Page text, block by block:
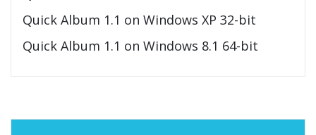
Quick Album 1.1 on Windows XP 32-bit
Quick Album 1.1 on Windows 8.1 64-bit